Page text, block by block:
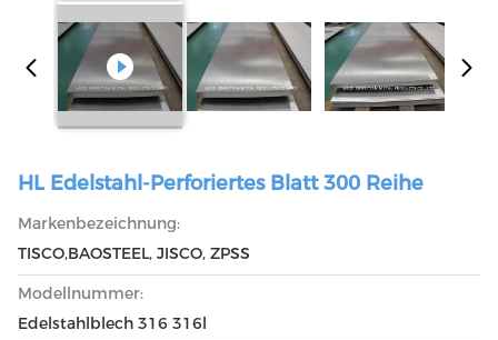
HL Edelstahl-Perforiertes Blatt 300 Reihe
Markenbezeichnung:
TISCO,BAOSTEEL, JISCO, ZPSS
Modellnummer:
Edelstahlblech 316 316l